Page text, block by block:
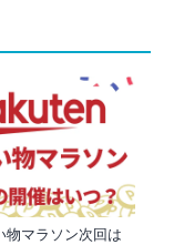
物マラソン次回は